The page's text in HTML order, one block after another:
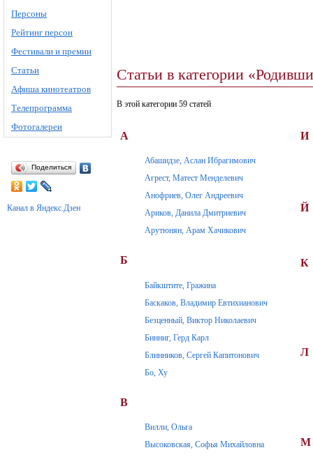
Персоны
Рейтинг персон
Фестивали и премии
Статьи
Афиша кинотеатров
Телепрограмма
Фотогалереи
Поделиться
Канал в Яндекс.Дзен
Статьи в категории
В этой категории 59 статей
А
Абашидзе, Аслан Ибрагимович
Агрест, Матест Менделевич
Анофриев, Олег Андреевич
Ариков, Данила Дмитриевич
Арутюнян, Арам Хачикович
Б
Байкштите, Гражина
Баскаков, Владимир Евтихианович
Безценный, Виктор Николаевич
Бинниг, Герд Карл
Блинников, Сергей Капитонович
Бо, Ху
В
Вилли, Ольга
Высоковская, Софья Михайловна
И
Й
К
Л
М